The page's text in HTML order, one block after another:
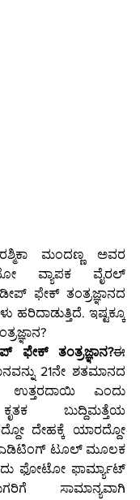
ಮಂದಣ್ಣ ಅವರ
ಫೇಕ್ ತಂತ್ರಜ್ಞಾನದ
ಹರಿದಾಡುತ್ತಿದೆ. ಇಷ್ಟಕ್ಕೂ
ಫೇಕ್ ತಂತ್ರಜ್ಞಾನ?ಈ
21ನೇ ಶತಮಾನದ
ಎಂದು
ಬುದ್ದಿಮತ್ತೆಯ
ದೇಹಕ್ಕೆ ಯಾರದ್ದೋ
ಮೂಲಕ
ಫೋಟೋ ಫಾರ್ಮ್ಯಾಟ್
ಸಾಮಾನ್ಯವಾಗಿ